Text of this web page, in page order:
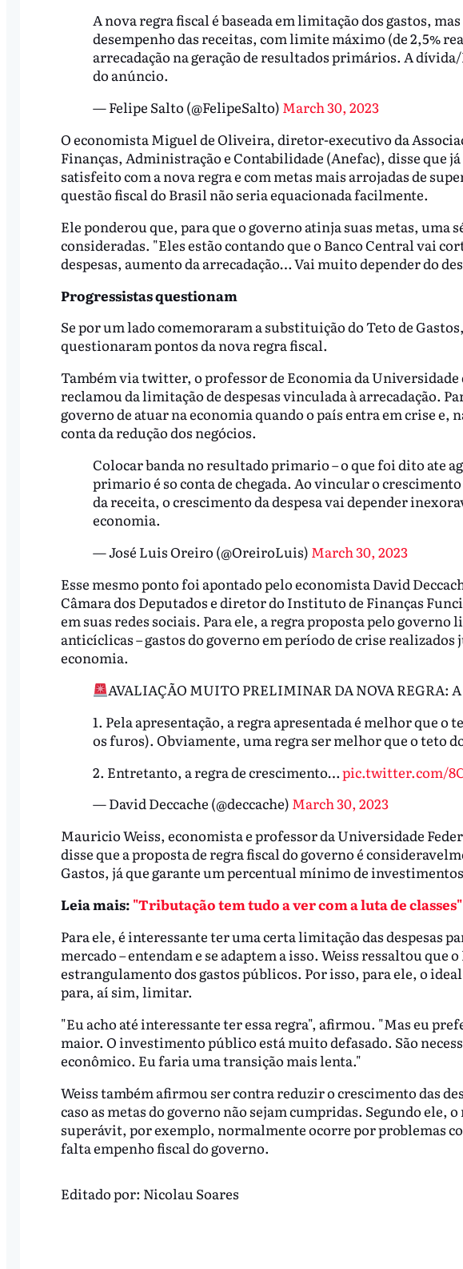
A nova regra fiscal é baseada em limitação dos gastos,
desempenho das receitas, com limite máximo (de 2,5%
arrecadação na geração de resultados primários. A
do anúncio.
— Felipe Salto (@FelipeSalto) March 30, 2023
O economista Miguel de Oliveira, diretor-executivo da
Finanças, Administração e Contabilidade (Anefac), disse que já
satisfeito com a nova regra e com metas mais arrojadas de
questão fiscal do Brasil não seria equacionada facilmente.
Ele ponderou que, para que o governo atinja suas metas, uma
consideradas. "Eles estão contando que o Banco Central vai
despesas, aumento da arrecadação… Vai muito depender do
Progressistas questionam
Se por um lado comemoraram a substituição do Teto de
questionaram pontos da nova regra fiscal.
Também via twitter, o professor de Economia da
reclamou da limitação de despesas vinculada à arrecadação.
governo de atuar na economia quando o país entra em crise e,
conta da redução dos negócios.
Colocar banda no resultado primario – o que foi dito ate
primario é so conta de chegada. Ao vincular o crescimento
da receita, o crescimento da despesa vai depender
economia.
— José Luis Oreiro (@OreiroLuis) March 30, 2023
Esse mesmo ponto foi apontado pelo economista David
Câmara dos Deputados e diretor do Instituto de Finanças
em suas redes sociais. Para ele, a regra proposta pelo governo
anticíclicas – gastos do governo em período de crise realizados
economia.
AVALIAÇÃO MUITO PRELIMINAR DA NOVA REGRA:
1. Pela apresentação, a regra apresentada é melhor que o
os furos). Obviamente, uma regra ser melhor que o teto
2. Entretanto, a regra de crescimento…pic.twitter.com/
— David Deccache (@deccache) March 30, 2023
Mauricio Weiss, economista e professor da Universidade
disse que a proposta de regra fiscal do governo é
Gastos, já que garante um percentual mínimo de
Leia mais: "Tributação tem tudo a ver com a luta de classes"
Para ele, é interessante ter uma certa limitação das despesas
mercado – entendam e se adaptem a isso. Weiss ressaltou que
estrangulamento dos gastos públicos. Por isso, para ele, o
para, aí sim, limitar.
"Eu acho até interessante ter essa regra", afirmou. "Mas eu
maior. O investimento público está muito defasado. São
econômico. Eu faria uma transição mais lenta."
Weiss também afirmou ser contra reduzir o crescimento das
caso as metas do governo não sejam cumpridas. Segundo ele,
superávit, por exemplo, normalmente ocorre por problemas
falta empenho fiscal do governo.
Editado por: Nicolau Soares